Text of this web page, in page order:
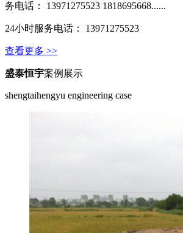
务电话： 13971275523 1818695668......
24小时服务电话： 13971275523
查看更多 >>
盛泰恒宇案例展示
shengtaihengyu engineering case